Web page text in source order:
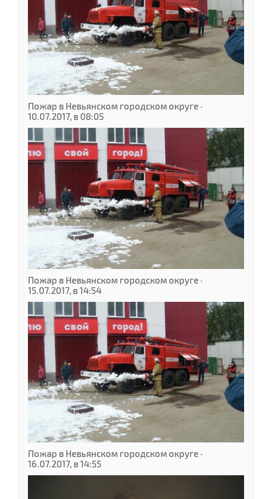
Пожар в Невьянском городском округе ·
10.07.2017, в 08:05
Пожар в Невьянском городском округе ·
15.07.2017, в 14:54
Пожар в Невьянском городском округе ·
16.07.2017, в 14:55